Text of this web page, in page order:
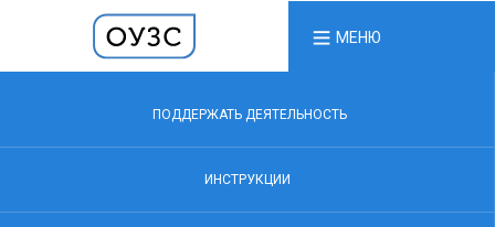
МЕНЮ
ПОДДЕРЖАТЬ ДЕЯТЕЛЬНОСТЬ
ИНСТРУКЦИИ